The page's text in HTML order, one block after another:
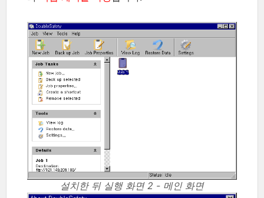
설치한 뒤 실행 화면 2 - 메인 화면